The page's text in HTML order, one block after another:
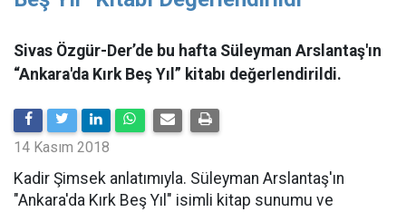
Sivas Özgür-Der’de bu hafta Süleyman Arslantaş'ın
“Ankara'da Kırk Beş Yıl” kitabı değerlendirildi.
14 Kasım 2018
Kadir Şimsek anlatımıyla. Süleyman Arslantaş'ın
"Ankara'da Kırk Beş Yıl" isimli kitap sunumu ve